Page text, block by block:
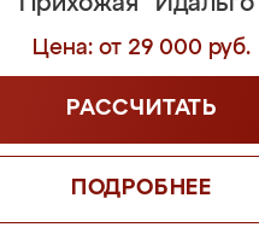
Цена: от 29 000 руб.
РАССЧИТАТЬ
ПОДРОБНЕЕ